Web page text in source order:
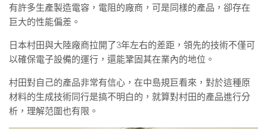
有許多生產製造電容，電阻的廠商，可是同樣的產品，卻存在
巨大的性能偏差。
日本村田與大陸廠商拉開了3年左右的差距，領先的技術不僅可
以確保電子設備的運行，還能鞏固其在業內的地位。
村田對自己的產品非常有信心，在中島規巨看來，對於這種原
材料的生成技術同行是搞不明白的，就算對村田的產品進行分
析，理解范圍也有限。